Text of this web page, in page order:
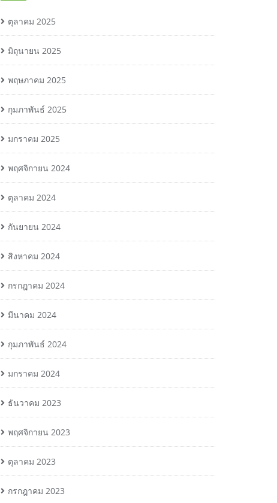
ตุลาคม 2025
มิถุนายน 2025
พฤษภาคม 2025
กุมภาพันธ์ 2025
มกราคม 2025
พฤศจิกายน 2024
ตุลาคม 2024
กันยายน 2024
สิงหาคม 2024
กรกฎาคม 2024
มีนาคม 2024
กุมภาพันธ์ 2024
มกราคม 2024
ธันวาคม 2023
พฤศจิกายน 2023
ตุลาคม 2023
กรกฎาคม 2023